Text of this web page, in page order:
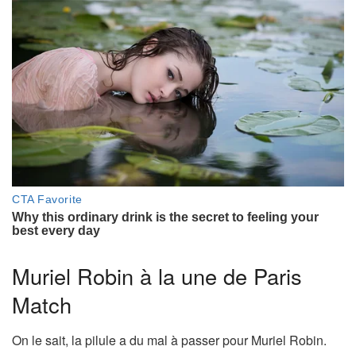
Muriel Robin à la une de Paris
Match
On le sait, la pilule a du mal à passer pour Muriel Robin.